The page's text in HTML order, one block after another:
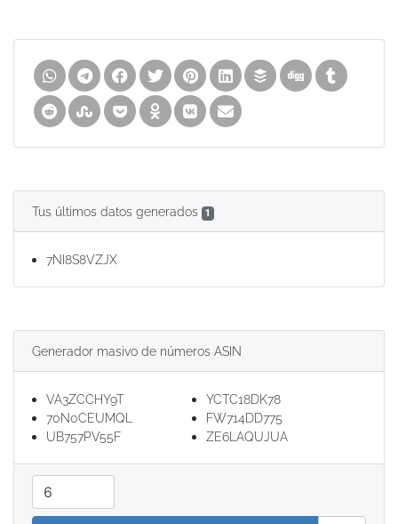
Tus últimos datos generados 1
7NI8S8VZJX
Generador masivo de números ASIN
VA3ZCCHY9T
YCTC18DK78
70N0CEUMQL
FW714DD775
UB757PV55F
ZE6LAQUJUA
cantidad